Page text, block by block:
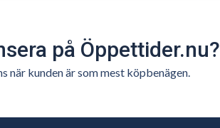
på Öppettider.nu?
när kunden är som mest köpbenägen.